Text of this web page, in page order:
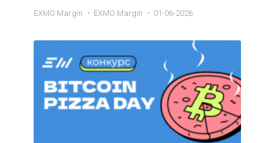
EXMO Margin EXMO Margin 01-06-2026